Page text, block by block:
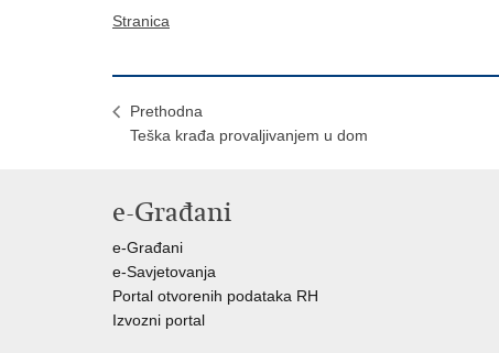
Stranica
Prethodna
Teška krađa provaljivanjem u dom
e-Građani
e-Građani
e-Savjetovanja
Portal otvorenih podataka RH
Izvozni portal